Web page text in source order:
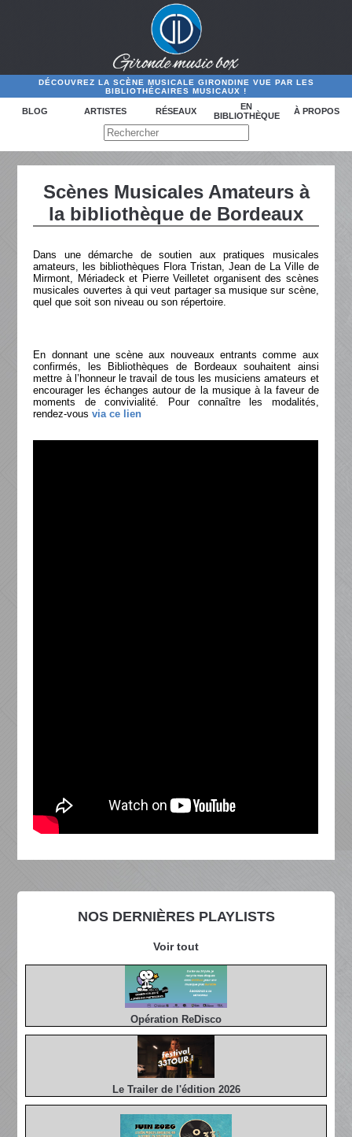
DÉCOUVREZ LA SCÈNE MUSICALE GIRONDINE VUE PAR LES
BIBLIOTHÉCAIRES MUSICAUX !
BLOG ARTISTES RÉSEAUX
EN
BIBLIOTHÈQUE
À PROPOS
NOS DERNIÈRES PLAYLISTS
Voir tout
Opération ReDisco
Le Trailer de l'édition 2026
Scènes Musicales Amateurs à
la bibliothèque de Bordeaux
Dans une démarche de soutien aux pratiques musicales
amateurs, les bibliothèques Flora Tristan, Jean de La Ville de
Mirmont, Mériadeck et Pierre Veilletet organisent des scènes
musicales ouvertes à qui veut partager sa musique sur scène,
quel que soit son niveau ou son répertoire.
En donnant une scène aux nouveaux entrants comme aux
confirmés, les Bibliothèques de Bordeaux souhaitent ainsi
mettre à l’honneur le travail de tous les musiciens amateurs et
encourager les échanges autour de la musique à la faveur de
moments de convivialité. Pour connaître les modalités,
rendez-vousvia ce lien